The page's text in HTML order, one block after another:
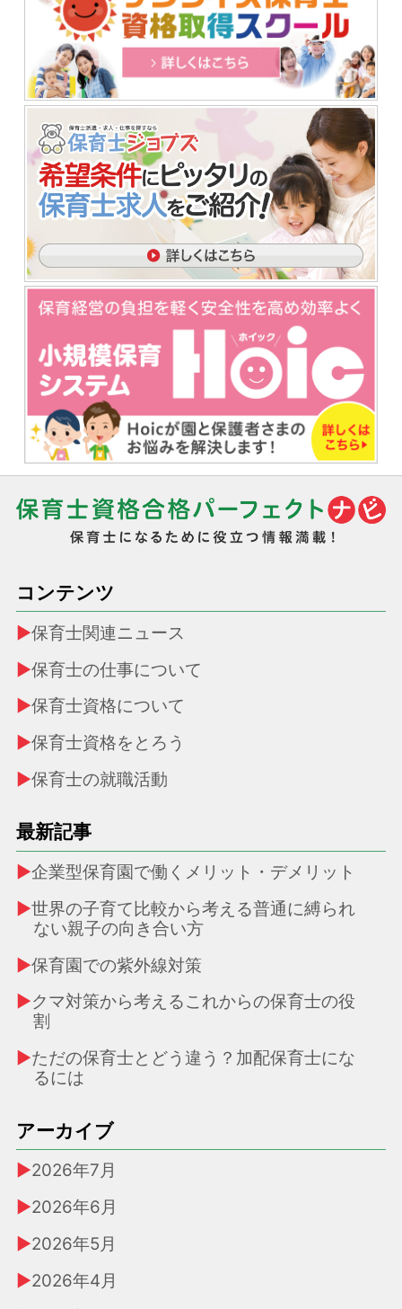
コンテンツ
保育士関連ニュース
保育士の仕事について
保育士資格について
保育士資格をとろう
保育士の就職活動
最新記事
企業型保育園で働くメリット・デメリット
世界の子育て比較から考える普通に縛られ
ない親子の向き合い方
保育園での紫外線対策
クマ対策から考えるこれからの保育士の役
割
ただの保育士とどう違う？加配保育士にな
るには
アーカイブ
2026年7月
2026年6月
2026年5月
2026年4月